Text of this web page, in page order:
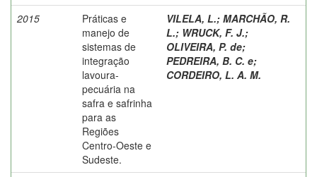
2015
Práticas e
manejo de
sistemas de
integração
lavoura-
pecuária na
safra e safrinha
para as
Regiões
Centro-Oeste e
Sudeste.
VILELA, L.; MARCHÃO, R.
L.; WRUCK, F. J.;
OLIVEIRA, P. de;
PEDREIRA, B. C. e;
CORDEIRO, L. A. M.